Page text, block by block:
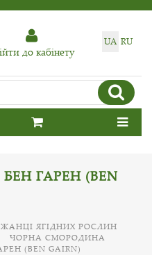
UA RU
до кабiнету
ГАРЕН (BEN
ЯГІДНИХ РОСЛИН
ЧОРНА СМОРОДИНА
(BEN GAIRN)